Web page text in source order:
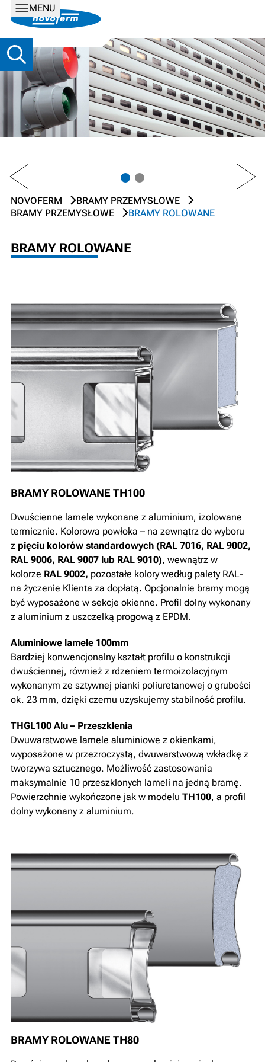
MENU
PREV NEXT
NOVOFERM
BRAMY PRZEMYSŁOWE
BRAMY PRZEMYSŁOWE
BRAMY ROLOWANE
BRAMY ROLOWANE
BRAMY ROLOWANE TH100
Dwuścienne lamele wykonane z aluminium, izolowane
termicznie. Kolorowa powłoka – na zewnątrz do wyboru
z pięciu kolorów standardowych (RAL 7016, RAL 9002,
RAL 9006, RAL 9007 lub RAL 9010), wewnątrz w
kolorze RAL 9002, pozostałe kolory według palety RAL-
na życzenie Klienta za dopłatą. Opcjonalnie bramy mogą
być wyposażone w sekcje okienne. Profil dolny wykonany
z aluminium z uszczelką progową z EPDM.
Aluminiowe lamele 100mm
Bardziej konwencjonalny kształt profilu o konstrukcji
dwuściennej, również z rdzeniem termoizolacyjnym
wykonanym ze sztywnej pianki poliuretanowej o grubości
ok. 23 mm, dzięki czemu uzyskujemy stabilność profilu.
THGL100 Alu – Przeszklenia
Dwuwarstwowe lamele aluminiowe z okienkami,
wyposażone w przezroczystą, dwuwarstwową wkładkę z
tworzywa sztucznego. Możliwość zastosowania
maksymalnie 10 przeszklonych lameli na jedną bramę.
Powierzchnie wykończone jak w modelu TH100, a profil
dolny wykonany z aluminium.
BRAMY ROLOWANE TH80